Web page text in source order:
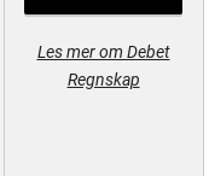
Les mer om Debet
Regnskap